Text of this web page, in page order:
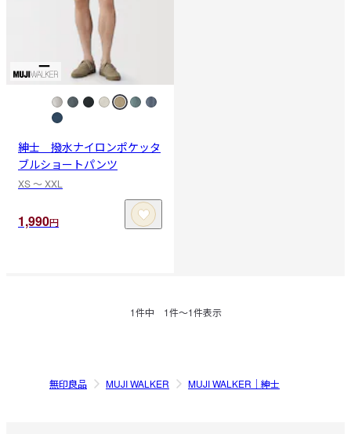
紳士 撥水ナイロンポケッタ
ブルショートパンツ
XS 〜 XXL
1,990円
1件中 1件〜1件表示
無印良品 MUJI WALKER MUJI WALKER｜紳士